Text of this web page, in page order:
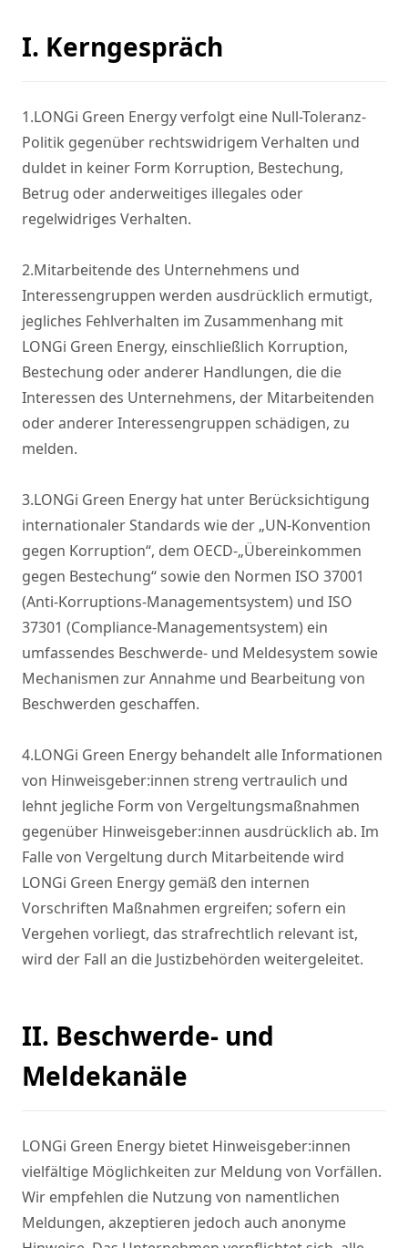
I. Kerngespräch
1.LONGi Green Energy verfolgt eine Null-Toleranz-
Politik gegenüber rechtswidrigem Verhalten und
duldet in keiner Form Korruption, Bestechung,
Betrug oder anderweitiges illegales oder
regelwidriges Verhalten.
2.Mitarbeitende des Unternehmens und
Interessengruppen werden ausdrücklich ermutigt,
jegliches Fehlverhalten im Zusammenhang mit
LONGi Green Energy, einschließlich Korruption,
Bestechung oder anderer Handlungen, die die
Interessen des Unternehmens, der Mitarbeitenden
oder anderer Interessengruppen schädigen, zu
melden.
3.LONGi Green Energy hat unter Berücksichtigung
internationaler Standards wie der „UN-Konvention
gegen Korruption“, dem OECD-„Übereinkommen
gegen Bestechung“ sowie den Normen ISO 37001
(Anti-Korruptions-Managementsystem) und ISO
37301 (Compliance-Managementsystem) ein
umfassendes Beschwerde- und Meldesystem sowie
Mechanismen zur Annahme und Bearbeitung von
Beschwerden geschaffen.
4.LONGi Green Energy behandelt alle Informationen
von Hinweisgeber:innen streng vertraulich und
lehnt jegliche Form von Vergeltungsmaßnahmen
gegenüber Hinweisgeber:innen ausdrücklich ab. Im
Falle von Vergeltung durch Mitarbeitende wird
LONGi Green Energy gemäß den internen
Vorschriften Maßnahmen ergreifen; sofern ein
Vergehen vorliegt, das strafrechtlich relevant ist,
wird der Fall an die Justizbehörden weitergeleitet.
II. Beschwerde- und
Meldekanäle
LONGi Green Energy bietet Hinweisgeber:innen
vielfältige Möglichkeiten zur Meldung von Vorfällen.
Wir empfehlen die Nutzung von namentlichen
Meldungen, akzeptieren jedoch auch anonyme